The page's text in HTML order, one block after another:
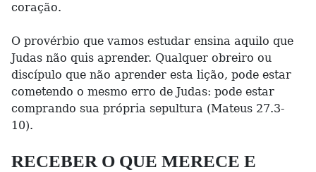
coração.
O provérbio que vamos estudar ensina aquilo que
Judas não quis aprender. Qualquer obreiro ou
discípulo que não aprender esta lição, pode estar
cometendo o mesmo erro de Judas: pode estar
comprando sua própria sepultura (Mateus 27.3-
10).
RECEBER O QUE MERECE E